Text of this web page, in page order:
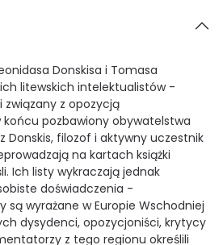
Donskisa i Tomasa
litewskich intelektualistów -
związany z opozycją
pozbawiony obywatelstwa
Donskis, filozof i aktywny uczestnik
na kartach książki
Ich listy wykraczają jednak
doświadczenia -
wyrażane w Europie Wschodniej
dysydenci, opozycjoniści, krytycy
z tego regionu określili